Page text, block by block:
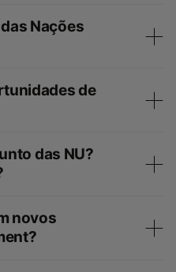
Nações
de
das NU?
novos